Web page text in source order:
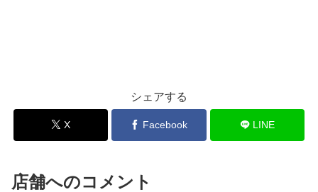
シェアする
X Facebook LINE
店舗へのコメント